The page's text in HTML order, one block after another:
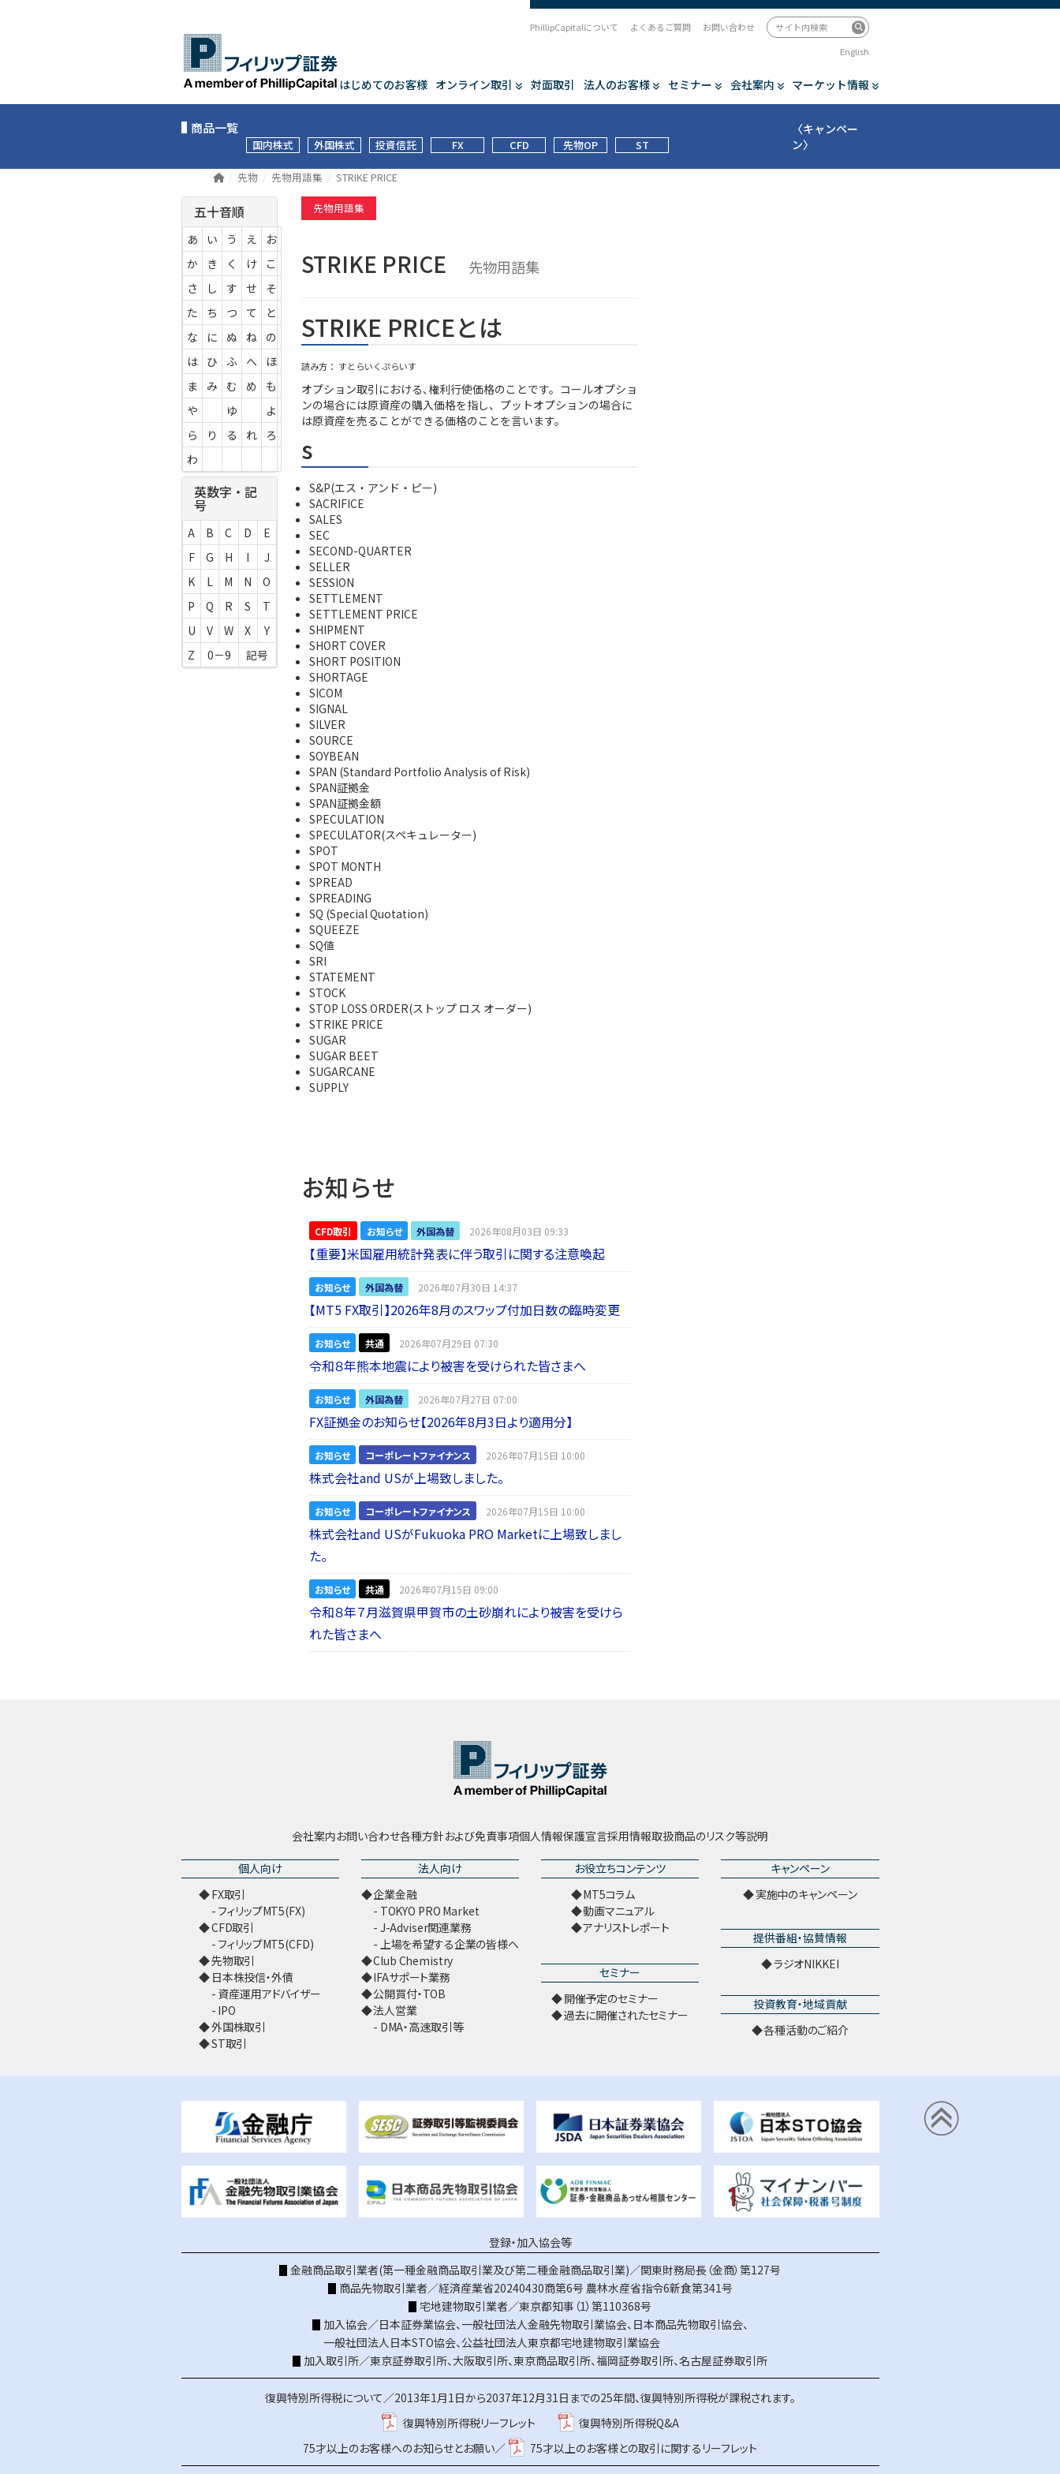
はじめてのお客様 オンライン取引 対面取引 法人のお客様 セミナー 会社案内 マーケット情報
PhillipCapitalについて よくあるご質問
お問い合わせ
English
商品一覧
国内株式 外国株式 投資信託 FX CFD 先物OP ST
〈キャンペー
ン〉
先物 先物用語集 STRIKE PRICE
先物用語集
STRIKE PRICE 先物用語集
STRIKE PRICEとは
読み方： すとらいくぷらいす
オプション取引における､権利行使価格のことです。コールオプショ
ンの場合には原資産の購入価格を指し、プットオプションの場合に
は原資産を売ることができる価格のことを言います。
s
S&P(エス・アンド・ピー)
SACRIFICE
SALES
SEC
SECOND-QUARTER
SELLER
SESSION
SETTLEMENT
SETTLEMENT PRICE
SHIPMENT
SHORT COVER
SHORT POSITION
SHORTAGE
SICOM
SIGNAL
SILVER
SOURCE
SOYBEAN
SPAN (Standard Portfolio Analysis of Risk)
SPAN証拠金
SPAN証拠金額
SPECULATION
SPECULATOR(スペキュレーター)
SPOT
SPOT MONTH
SPREAD
SPREADING
SQ (Special Quotation)
SQUEEZE
SQ値
SRI
STATEMENT
STOCK
STOP LOSS ORDER(ストップ ロス オーダー)
STRIKE PRICE
SUGAR
SUGAR BEET
SUGARCANE
SUPPLY
お知らせ
CFD取引 お知らせ 外国為替 2026年08月03日 09:33
【重要】米国雇用統計発表に伴う取引に関する注意喚起
お知らせ 外国為替 2026年07月30日 14:37
【MT5 FX取引】2026年8月のスワップ付加日数の臨時変更
お知らせ 共通 2026年07月29日 07:30
令和８年熊本地震により被害を受けられた皆さまへ
お知らせ 外国為替 2026年07月27日 07:00
FX証拠金のお知らせ【2026年8月3日より適用分】
お知らせ コーポレートファイナンス 2026年07月15日 10:00
株式会社and USが上場致しました。
お知らせ コーポレートファイナンス 2026年07月15日 10:00
株式会社and USがFukuoka PRO Marketに上場致しまし
た。
お知らせ 共通 2026年07月15日 09:00
令和８年７月滋賀県甲賀市の土砂崩れにより被害を受けら
れた皆さまへ
五十音順
あ い う え
お
か
き く け
こ
さ
し す せ
そ
た
ち つ て
と
な
に ぬ ね
の
は
ひ ふ へ
ほ
ま
み む め
も
や
ゆ
よ
ら
り る れ
ろ
わ
英数字・記
号
A B C D
E
F
G H I
J
K
L M N
O
P
Q R S
T
U
V W X
Y
Z
0－9 記号
会社案内お問い合わせ各種方針および免責事項個人情報保護宣言採用情報取扱商品のリスク等説明
個人向け
FX取引
フィリップMT5(FX)
CFD取引
フィリップMT5(CFD)
先物取引
日本株投信・外債
資産運用アドバイザー
IPO
外国株取引
ST取引
法人向け
企業金融
TOKYO PRO Market
J-Adviser関連業務
上場を希望する企業の皆様へ
Club Chemistry
IFAサポート業務
公開買付・TOB
法人営業
DMA・高速取引等
お役立ちコンテンツ
MT5コラム
動画マニュアル
アナリストレポート
セミナー
開催予定のセミナー
過去に開催されたセミナー
キャンペーン
実施中のキャンペーン
提供番組・協賛情報
ラジオNIKKEI
投資教育・地域貢献
各種活動のご紹介
登録・加入協会等
金融商品取引業者(第一種金融商品取引業及び第二種金融商品取引業)／関東財務局長（金商）第127号
商品先物取引業者／経済産業省20240430商第6号 農林水産省指令6新食第341号
宅地建物取引業者／東京都知事（1）第110368号
加入協会／日本証券業協会、 一般社団法人金融先物取引業協会、 日本商品先物取引協会、
一般社団法人日本STO協会、 公益社団法人東京都宅地建物取引業協会
加入取引所／東京証券取引所、大阪取引所、東京商品取引所、福岡証券取引所、名古屋証券取引所
復興特別所得税について／2013年1月1日から2037年12月31日までの25年間、復興特別所得税が課税されます。
復興特別所得税リーフレット
復興特別所得税Q&A
75才以上のお客様へのお知らせとお願い／
75才以上のお客様との取引に関するリーフレット